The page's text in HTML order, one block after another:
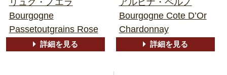
Bourgogne
Passetoutgrains Rose
詳細を見る
Bourgogne Cote D’Or
Chardonnay
詳細を見る